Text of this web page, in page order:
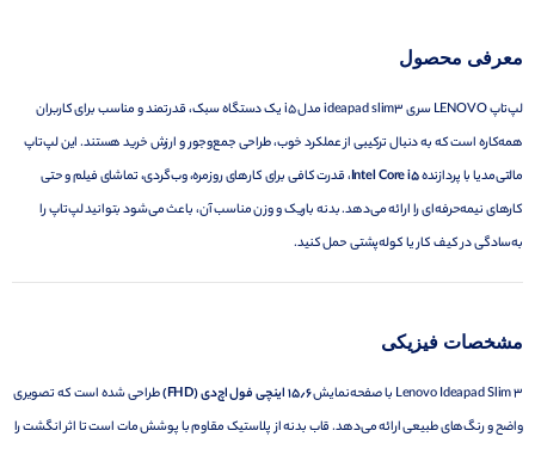
معرفی محصول
لپ‌تاپ LENOVO سری ideapad slim3 مدل i5 یک دستگاه سبک، قدرتمند و مناسب برای کاربران
همه‌کاره است که به دنبال ترکیبی از عملکرد خوب، طراحی جمع‌وجور و ارزش خرید هستند. این لپ‌تاپ
مالتی‌مدیا با پردازندهIntel Core i5، قدرت کافی برای کارهای روزمره، وب‌گردی، تماشای فیلم و حتی
کارهای نیمه‌حرفه‌ای را ارائه می‌دهد. بدنه باریک و وزن مناسب آن، باعث می‌شود بتوانید لپ‌تاپ را
به‌سادگی در کیف کار یا کوله‌پشتی حمل کنید.
مشخصات فیزیکی
Lenovo Ideapad Slim 3 با صفحه‌نمایش ۱۵٫۶ اینچی فول اچ‌دی (FHD)
طراحی شده است که تصویری
واضح و رنگ‌های طبیعی ارائه می‌دهد. قاب بدنه از پلاستیک مقاوم با پوشش مات است تا اثر انگشت را